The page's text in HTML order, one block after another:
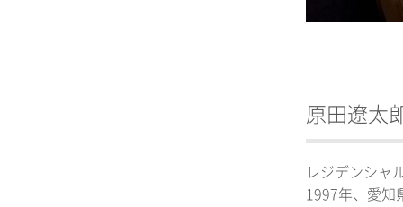
原田遼太
レジデンシャ
1997年、愛知